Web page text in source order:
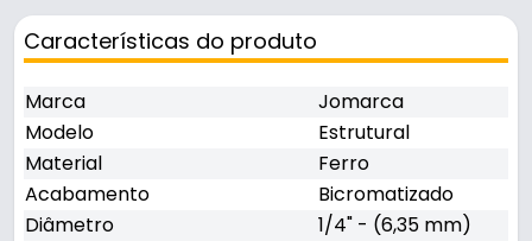
Características do produto
Marca
Jomarca
Modelo
Estrutural
Material
Ferro
Acabamento
Bicromatizado
Diâmetro
1/4" - (6,35 mm)